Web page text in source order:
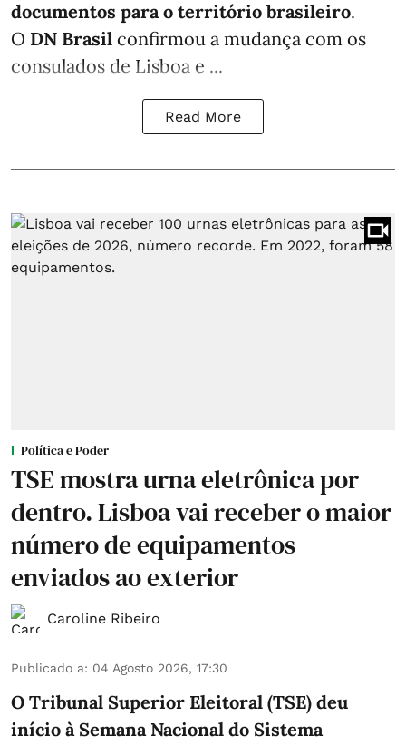
documentos para o território brasileiro.
O DN Brasil confirmou a mudança com os
consulados de Lisboa e ...
Read More
Política e Poder
TSE mostra urna eletrônica por
dentro. Lisboa vai receber o maior
número de equipamentos
enviados ao exterior
Caroline Ribeiro
Publicado a: 04 Agosto 2026, 17:30
O Tribunal Superior Eleitoral (TSE) deu
início à Semana Nacional do Sistema